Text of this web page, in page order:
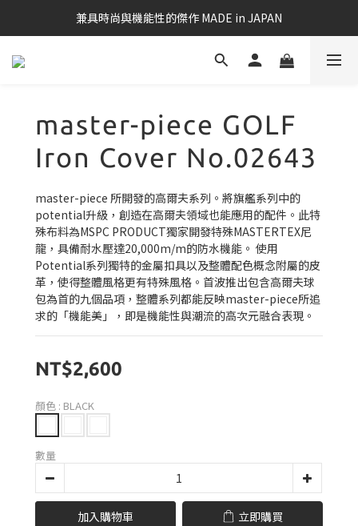
兼具時尚與機能性的傑作 MADE in JAPAN
master-piece GOLF
Iron Cover No.02643
master-piece 所開發的高爾夫系列。將旗艦系列中的
potential升級，創造在高爾夫領域也能應用的配件。此特
殊布料為MSPC PRODUCT獨家開發特殊MASTERTEX尼
龍，具備耐水壓達20,000m/m的防水機能。 使用
Potential系列獨特的金屬扣具以及整體配色概念附屬的皮
革，使得整體風格更有特殊風格。首波推出包含高爾夫球
包為首的九個品項，整體系列都能反映master-piece所追
求的「機能美」，即是機能性與潮流的高次元融合表現。
NT$2,600
顏色 : BLACK
數量
加入購物車 立即購買